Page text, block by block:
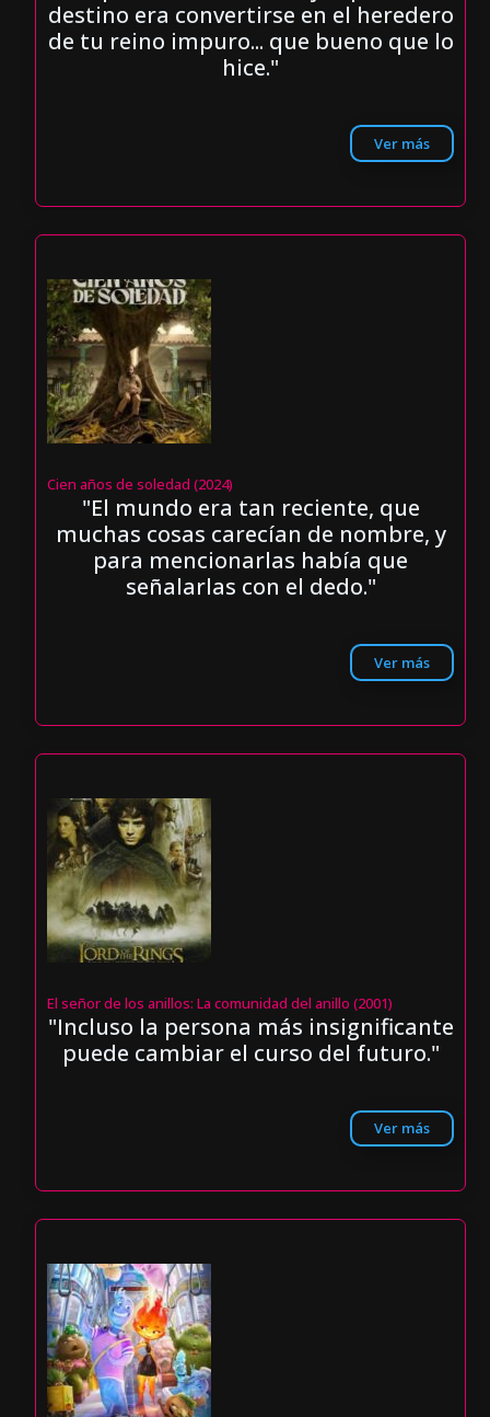
destino era convertirse en el heredero
de tu reino impuro... que bueno que lo
hice."
Ver más
Cien años de soledad (2024)
"El mundo era tan reciente, que
muchas cosas carecían de nombre, y
para mencionarlas había que
señalarlas con el dedo."
Ver más
El señor de los anillos: La comunidad del anillo (2001)
"Incluso la persona más insignificante
puede cambiar el curso del futuro."
Ver más